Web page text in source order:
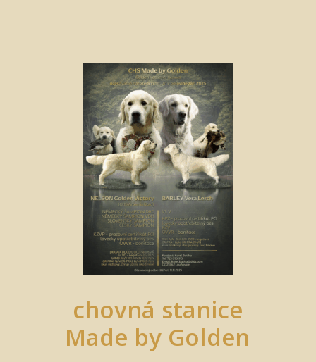
chovná stanice
Made by Golden